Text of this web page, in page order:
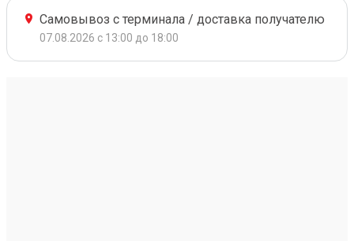
Самовывоз с терминала / доставка получателю
07.08.2026 с 13:00 до 18:00